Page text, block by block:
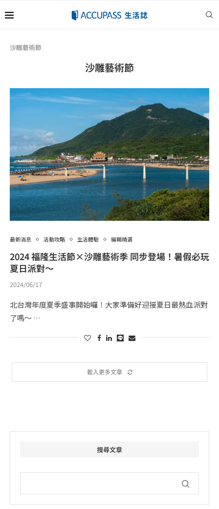
沙雕藝術節
沙雕藝術節
最新消息 活動攻略 生活體驗 編輯精選
2024 福隆生活節×沙雕藝術季 同步登場！暑假必玩
夏日派對～
2024/06/17
北台灣年度夏季盛事開始囉！大家準備好迎接夏日最熱血派對
了嗎～ …
載入更多文章
搜尋文章